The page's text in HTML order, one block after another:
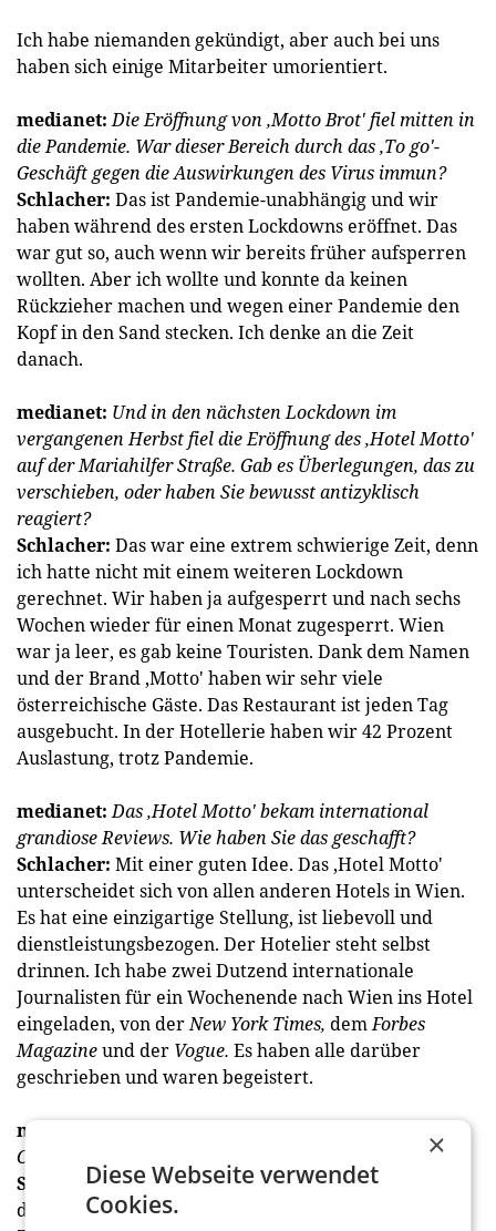
Ich habe niemanden gekündigt, aber auch bei uns
haben sich einige Mitarbeiter umorientiert.
medianet:Die Eröffnung von ‚Motto Brot' fiel mitten in
die Pandemie. War dieser Bereich durch das ‚To go'-
Geschäft gegen die Auswirkungen des Virus immun?
Schlacher: Das ist Pandemie-unabhängig und wir
haben während des ersten Lockdowns eröffnet. Das
war gut so, auch wenn wir bereits früher aufsperren
wollten. Aber ich wollte und konnte da keinen
Rückzieher machen und wegen einer Pandemie den
Kopf in den Sand stecken. Ich denke an die Zeit
danach.
medianet: Und in den nächsten Lockdown im
vergangenen Herbst fiel die Eröffnung des ‚Hotel Motto'
auf der Mariahilfer Straße. Gab es Überlegungen, das zu
verschieben, oder haben Sie bewusst antizyklisch
reagiert?
Schlacher: Das war eine extrem schwierige Zeit, denn
ich hatte nicht mit einem weiteren Lockdown
gerechnet. Wir haben ja aufgesperrt und nach sechs
Wochen wieder für einen Monat zugesperrt. Wien
war ja leer, es gab keine Touristen. Dank dem Namen
und der Brand ‚Motto' haben wir sehr viele
österreichische Gäste. Das Restaurant ist jeden Tag
ausgebucht. In der Hotellerie haben wir 42 Prozent
Auslastung, trotz Pandemie.
medianet:Das ‚Hotel Motto' bekam international
grandiose Reviews. Wie haben Sie das geschafft?
Schlacher: Mit einer guten Idee. Das ‚Hotel Motto'
unterscheidet sich von allen anderen Hotels in Wien.
Es hat eine einzigartige Stellung, ist liebevoll und
dienstleistungsbezogen. Der Hotelier steht selbst
drinnen. Ich habe zwei Dutzend internationale
Journalisten für ein Wochenende nach Wien ins Hotel
eingeladen, von derNew York Times, demForbes
Magazineund der Vogue. Es haben alle darüber
geschrieben und waren begeistert.
medianet:
Cobenzl?
Schlacher:Wir sind mitten in der Bauphase. Jetzt hat
der Innenausbau begonnen, und wir liegen im
×
Diese Webseite verwendet
Cookies.